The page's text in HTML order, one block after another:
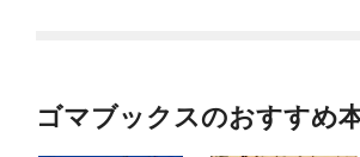
ゴマブックスのおすすめ